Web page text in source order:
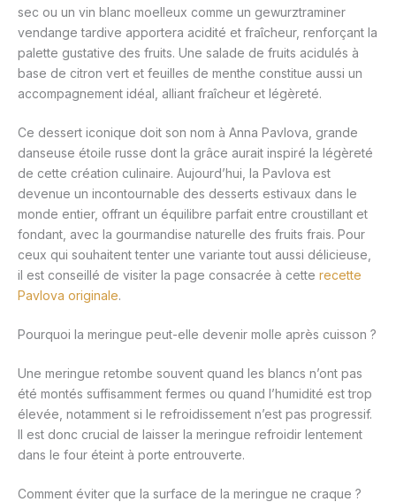
sec ou un vin blanc moelleux comme un gewurztraminer
vendange tardive apportera acidité et fraîcheur, renforçant la
palette gustative des fruits. Une salade de fruits acidulés à
base de citron vert et feuilles de menthe constitue aussi un
accompagnement idéal, alliant fraîcheur et légèreté.
Ce dessert iconique doit son nom à Anna Pavlova, grande
danseuse étoile russe dont la grâce aurait inspiré la légèreté
de cette création culinaire. Aujourd’hui, la Pavlova est
devenue un incontournable des desserts estivaux dans le
monde entier, offrant un équilibre parfait entre croustillant et
fondant, avec la gourmandise naturelle des fruits frais. Pour
ceux qui souhaitent tenter une variante tout aussi délicieuse,
il est conseillé de visiter la page consacrée à cette recette
Pavlova originale.
Pourquoi la meringue peut-elle devenir molle après cuisson ?
Une meringue retombe souvent quand les blancs n’ont pas
été montés suffisamment fermes ou quand l’humidité est trop
élevée, notamment si le refroidissement n’est pas progressif.
Il est donc crucial de laisser la meringue refroidir lentement
dans le four éteint à porte entrouverte.
Comment éviter que la surface de la meringue ne craque ?